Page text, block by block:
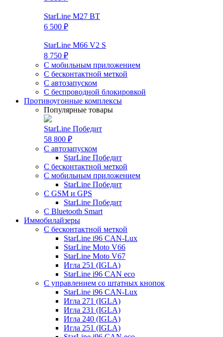
StarLine M27 BT
6 500 ₽
StarLine M66 V2 S
8 750 ₽
С мобильным приложением
С бесконтактной меткой
С автозапуском
С беспроводной блокировкой
Противоугонные комплексы
Популярные товары
StarLine Победит
58 800 ₽
С автозапуском
StarLine Победит
С бесконтактной меткой
С мобильным приложением
StarLine Победит
С GSM и GPS
StarLine Победит
С Bluetooth Smart
Иммобилайзеры
С бесконтактной меткой
StarLine i96 CAN-Lux
StarLine Moto V66
StarLine Moto V67
Игла 251 (IGLA)
StarLine i96 CAN eco
С управлением со штатных кнопок
StarLine i96 CAN-Lux
Игла 271 (IGLA)
Игла 231 (IGLA)
Игла 240 (IGLA)
Игла 251 (IGLA)